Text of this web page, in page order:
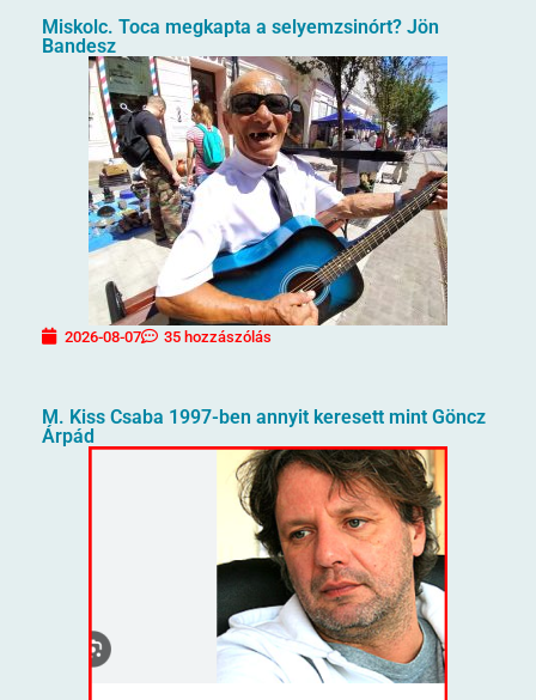
Miskolc. Toca megkapta a selyemzsinórt? Jön
Bandesz
2026-08-07 35 hozzászólás
M. Kiss Csaba 1997-ben annyit keresett mint Göncz
Árpád